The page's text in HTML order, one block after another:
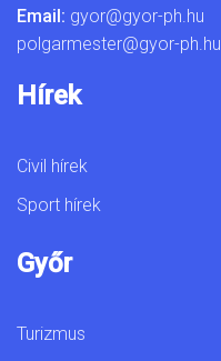
Email: gyor@gyor-ph.hu
polgarmester@gyor-ph.hu
Hírek
Civil hírek
Sport hírek
Győr
Turizmus